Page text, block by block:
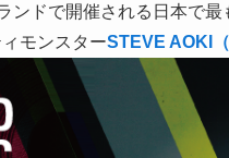
ンドで開催される日本で
モンスターSTEVE AOKI